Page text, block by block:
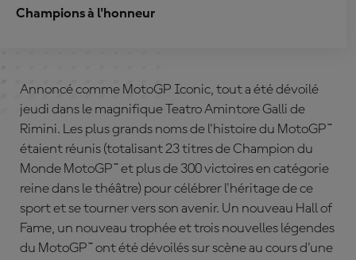
Champions à l'honneur
Annoncé comme MotoGP Iconic, tout a été dévoilé
jeudi dans le magnifique Teatro Amintore Galli de
Rimini. Les plus grands noms de l'histoire du MotoGP™
étaient réunis (totalisant 23 titres de Champion du
Monde MotoGP™ et plus de 300 victoires en catégorie
reine dans le théâtre) pour célébrer l'héritage de ce
sport et se tourner vers son avenir. Un nouveau Hall of
Fame, un nouveau trophée et trois nouvelles légendes
du MotoGP™ ont été dévoilés sur scène au cours d'une